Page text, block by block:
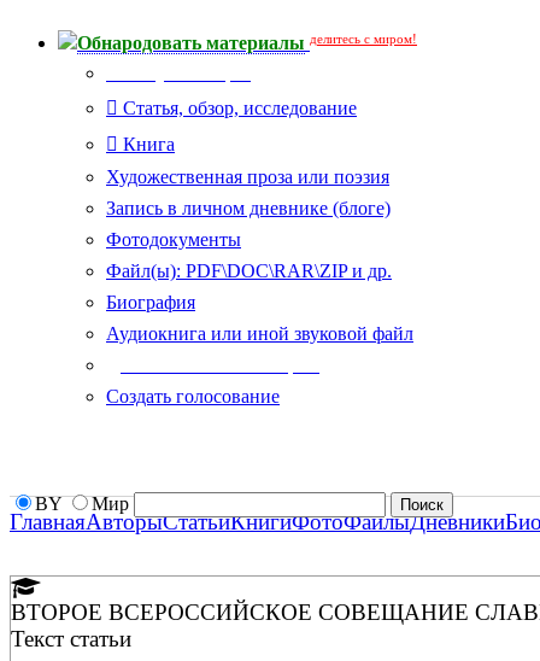
Обнародовать материалы делитесь с миром!
Статья, обзор, исследование
Книга
Художественная проза или поэзия
Запись в личном дневнике (блоге)
Фотодокументы
Файл(ы): PDF\DOC\RAR\ZIP и др.
Биография
Аудиокнига или иной звуковой файл
Создать голосование
BY Мир
ГлавнаяАвторыСтатьиКнигиФотоФайлыДневники
ВТОРОЕ ВСЕРОССИЙСКОЕ СОВЕЩАНИЕ
Текст статьи